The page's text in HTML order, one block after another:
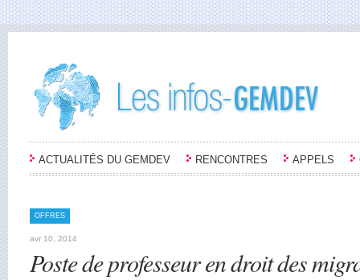
ACTUALITÉS DU GEMDEV RENCONTRES APPELS
OFFRES
avr 10, 2014
Poste de professeur en droit des